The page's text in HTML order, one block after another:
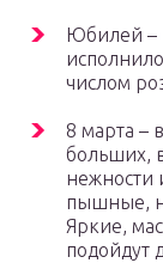
Юбилей –
числом
8 марта –
больших,
нежности
пышные,
Яркие,
подойдут